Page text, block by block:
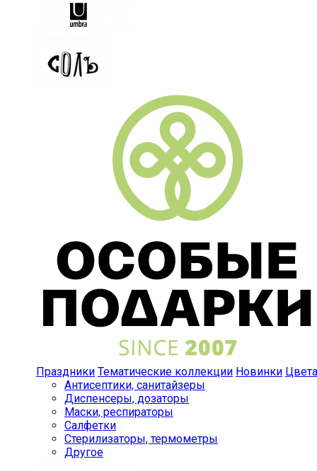
Праздники Тематические коллекции Новинки Цвета
Антисептики, санитайзеры
Диспенсеры, дозаторы
Маски, респираторы
Салфетки
Стерилизаторы, термометры
Другое